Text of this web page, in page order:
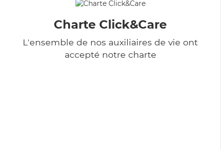
Charte Click&Care
L'ensemble de nos auxiliaires de vie ont
accepté notre charte